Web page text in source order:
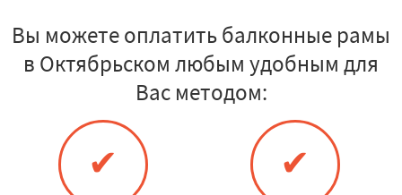
Вы можете оплатить балконные рамы
в Октябрьском любым удобным для
Вас методом:
✔ ✔